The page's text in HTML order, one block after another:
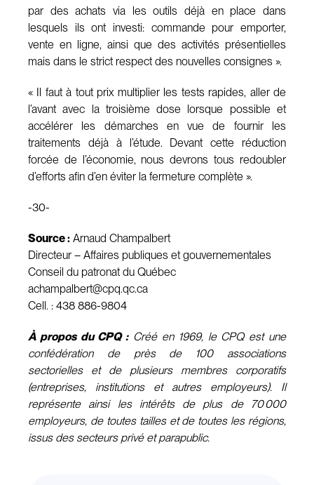
par des achats via les outils déjà en place dans
lesquels ils ont investi: commande pour emporter,
vente en ligne, ainsi que des activités présentielles
mais dans le strict respect des nouvelles consignes ».
« Il faut à tout prix multiplier les tests rapides, aller de
l’avant avec la troisième dose lorsque possible et
accélérer les démarches en vue de fournir les
traitements déjà à l’étude. Devant cette réduction
forcée de l’économie, nous devrons tous redoubler
d’efforts afin d’en éviter la fermeture complète ».
-30-
Source : Arnaud Champalbert
Directeur – Affaires publiques et gouvernementales
Conseil du patronat du Québec
achampalbert@cpq.qc.ca
Cell. : 438 886-9804
À propos du CPQ :Créé en 1969, le CPQ est une
confédération de près de 100 associations
sectorielles et de plusieurs membres corporatifs
(entreprises, institutions et autres employeurs). Il
représente ainsi les intérêts de plus de 70 000
employeurs, de toutes tailles et de toutes les régions,
issus des secteurs privé et parapublic.